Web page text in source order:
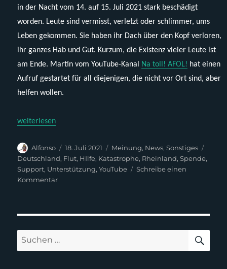
in der Nacht vom 14. auf 15. Juli 2021 stark beschädigt
worden. Leute sind vermisst, verletzt oder schlimmer, ums
Leben gekommen. Sie haben ihr Dach über den Kopf verloren,
ihr ganzes Hab und Gut. Kurzum, die Existenz vieler Leute ist
am Ende. Martin vom YouTube-Kanal Na toll! AFOL! hat einen
Aufruf gestartet für all diejenigen, die nicht vor Ort sind, aber
helfen wollen.
„Ahrweiler in Not – Martin (Na toll! AFOL!) ruft die Community
weiterlesen
Autor
Alfonso
Veröffentlicht
am
18. Juli 2021 Kategorien
Meinung, News,Sonstiges
Deutschland, Flut, HIlfe, Katastrophe, Rheinland,Spende,
Support, Unterstützung,YouTube
Schreibe einen
Kommentarzu
Martin
(Na
toll!
Suchen
nach: